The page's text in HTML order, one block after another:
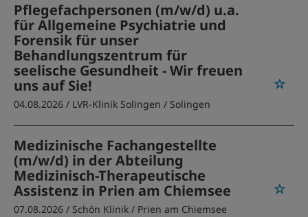
Pflegefachpersonen (m/w/d) u.a.
für Allgemeine Psychiatrie und
Forensik für unser
Behandlungszentrum für
seelische Gesundheit - Wir freuen
uns auf Sie!
04.08.2026 / LVR-Klinik Solingen / Solingen
Medizinische Fachangestellte
(m/w/d) in der Abteilung
Medizinisch-Therapeutische
Assistenz in Prien am Chiemsee
07.08.2026 / Schön Klinik / Prien am Chiemsee